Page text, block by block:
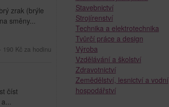
zrak (brýle
směny...
190 Kč za hodinu
číst
Stavebnictví
Strojírenství
Technika a elektrotechnika
Tvůrčí práce a design
Výroba
Vzdělávání a školství
Zdravotnictví
Zemědělství, lesnictví a vodní
hospodářství